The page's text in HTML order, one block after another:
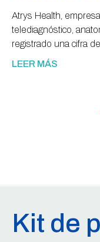
Atrys Health,
telediagnóstico,
registrado una cifra
LEER MÁS
Kit de